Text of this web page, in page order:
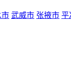
市 武威市 张掖市 平